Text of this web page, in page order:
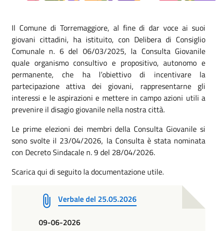
Il Comune di Torremaggiore, al fine di dar voce ai suoi
giovani cittadini, ha istituito, con Delibera di Consiglio
Comunale n. 6 del 06/03/2025, la Consulta Giovanile
quale organismo consultivo e propositivo, autonomo e
permanente, che ha l’obiettivo di incentivare la
partecipazione attiva dei giovani, rappresentarne gli
interessi e le aspirazioni e mettere in campo azioni utili a
prevenire il disagio giovanile nella nostra città.
Le prime elezioni dei membri della Consulta Giovanile si
sono svolte il 23/04/2026, la Consulta è stata nominata
con Decreto Sindacale n. 9 del 28/04/2026.
Scarica qui di seguito la documentazione utile.
Verbale del 25.05.2026
09-06-2026